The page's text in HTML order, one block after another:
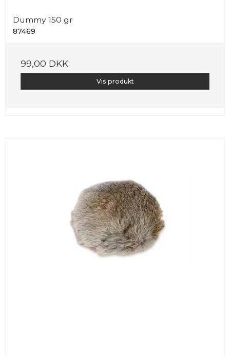
Dummy 150 gr
87469
99,00 DKK
Vis produkt